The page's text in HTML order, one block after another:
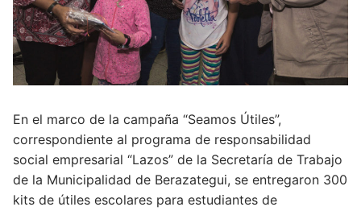
En el marco de la campaña “Seamos Útiles”,
correspondiente al programa de responsabilidad
social empresarial “Lazos” de la Secretaría de Trabajo
de la Municipalidad de Berazategui, se entregaron 300
kits de útiles escolares para estudiantes de